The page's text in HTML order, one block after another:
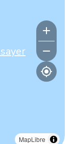
MapLibre